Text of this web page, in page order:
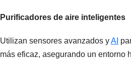
Purificadores ⁤de aire inteligentes
Utilizan sensores ⁤avanzados⁤ yAI
más ⁤eficaz, ‍asegurando un entorno